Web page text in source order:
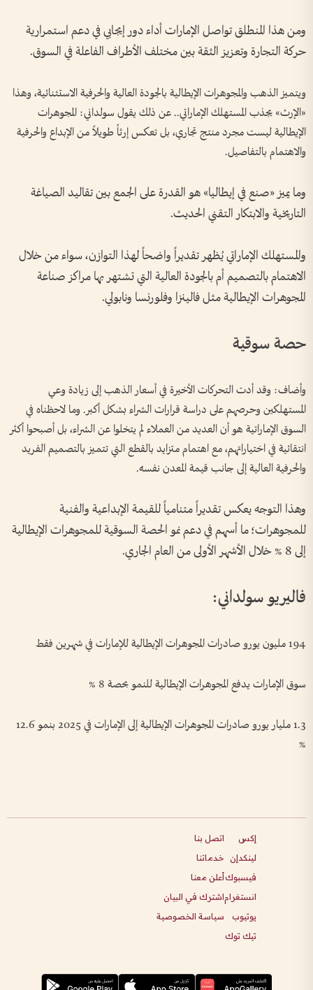
ومن هذا المنطلق تواصل الإمارات أداء دور إيجابي في دعم استمرارية
حركة التجارة وتعزيز الثقة بين مختلف الأطراف الفاعلة في السوق.
ويتميز الذهب والمجوهرات الإيطالية بالجودة العالية والحرفية الاستثنائية، وهذا
«الإرث» يجذب المستهلك الإماراتي.. عن ذلك يقول سولداني: المجوهرات
الإيطالية ليست مجرد منتج تجاري، بل تعكس إرثاً طويلاً من الإبداع والحرفية
والاهتمام بالتفاصيل.
وما يميز «صنع في إيطاليا» هو القدرة على الجمع بين تقاليد الصياغة
التاريخية والابتكار التقني الحديث.
والمستهلك الإماراتي يُظهر تقديراً واضحاً لهذا التوازن، سواء من خلال
الاهتمام بالتصميم أم بالجودة العالية التي تشتهر بها مراكز صناعة
المجوهرات الإيطالية مثل فالينزا وفلورنسا ونابولي.
حصة سوقية
وأضاف: وقد أدت التحركات الأخيرة في أسعار الذهب إلى زيادة وعي
المستهلكين وحرصهم على دراسة قرارات الشراء بشكل أكبر. وما لاحظناه في
السوق الإماراتية هو أن العديد من العملاء لم يتخلوا عن الشراء، بل أصبحوا أكثر
انتقائية في اختياراتهم، مع اهتمام متزايد بالقطع التي تتميز بالتصميم الفريد
والحرفية العالية إلى جانب قيمة المعدن نفسه.
وهذا التوجه يعكس تقديراً متنامياً للقيمة الإبداعية والفنية
للمجوهرات؛ ما أسهم في دعم نمو الحصة السوقية للمجوهرات الإيطالية
إلى 8 % خلال الأشهر الأولى من العام الجاري.
فاليريو سولداني:
194 مليون يورو صادرات المجوهرات الإيطالية للإمارات في شهرين فقط
سوق الإمارات يدفع المجوهرات الإيطالية للنمو بحصة 8 %
1.3 مليار يورو صادرات المجوهرات الإيطالية إلى الإمارات في 2025 بنمو 12.6
%
إكس
لينكدإن
فيسبوك
انستغرام
يوتيوب
تيك توك
اتصل بنا
خدماتنا
أعلن معنا
اشترك في البيان
سياسة الخصوصية